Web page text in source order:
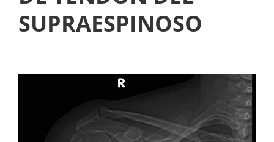
SUPRAESPINOSO